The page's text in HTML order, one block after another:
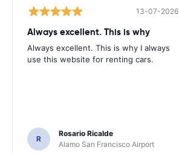
13-07-2026
Always excellent. This is why
Always excellent. This is why I always
use this website for renting cars.
R
Rosario Ricalde
Alamo San Francisco Airport